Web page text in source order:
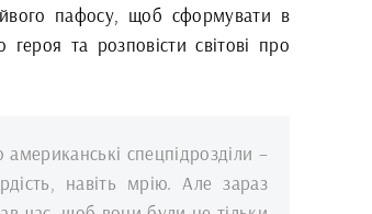
пафосу, щоб сформувати в
героя та розповісти світові про
спецпідрозділи –
навіть мрію. Але зараз